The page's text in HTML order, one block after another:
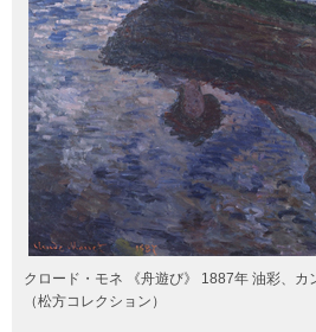
クロード・モネ 《舟遊び》 1887年 油彩、カ
（松方コレクション）